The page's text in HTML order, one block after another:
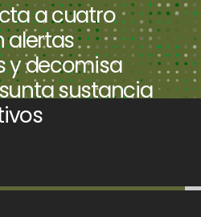
a cuatro
alertas
y decomisa
sustancia